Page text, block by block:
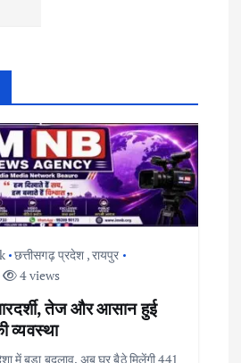
छत्तीसगढ़ प्रदेश ,रायपुर
4 views
तेज और आसान हुई
व्यवस्था
में बड़ा बदलाव, अब घर बैठे मिलेंगी 441